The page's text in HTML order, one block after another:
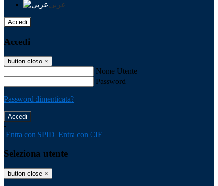
عربى
Accedi
Accedi
button close ×
Nome Utente
Password
Password dimenticata?
-
Entra con SPID Entra con CIE
Seleziona utente
button close ×